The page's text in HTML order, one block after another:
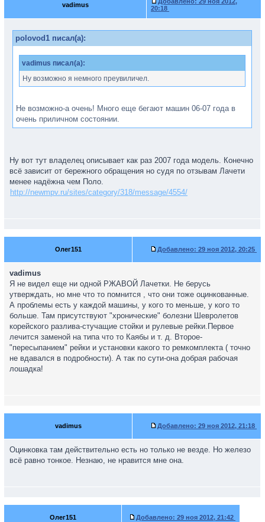
vadimus
20:18
polovod1 писал(а):
vadimus писал(а):
Ну возможно я немного преувиличел.
Не возможно-а очень! Много еще бегают машин 06-07 года в
очень приличном состоянии.
Ну вот тут владелец описывает как раз 2007 года модель. Конечно
всё зависит от бережного обращения но судя по отзывам Лачети
менее надёжна чем Поло.
http://newmpv.ru/sites/category/318/message/4554/
Олег151 Добавлено: 29 ноя 2012, 20:25
vadimus
Я не видел еще ни одной РЖАВОЙ Лачетки. Не берусь
утверждать, но мне что то помнится , что они тоже оцинкованные.
А проблемы есть у каждой машины, у кого то меньше, у кого то
больше. Там присутствуют "хронические" болезни Шевролетов
корейского разлива-стучащие стойки и рулевые рейки.Первое
лечится заменой на типа что то Каябы и т. д. Второе-
"пересыпанием" рейки и установки какого то ремкомплекта ( точно
не вдавался в подробности). А так по сути-она добрая рабочая
лошадка!
vadimus Добавлено: 29 ноя 2012, 21:18
Оцинковка там действительно есть но только не везде. Но железо
всё равно тонкое. Незнаю, не нравится мне она.
Олег151 Добавлено: 29 ноя 2012, 21:42